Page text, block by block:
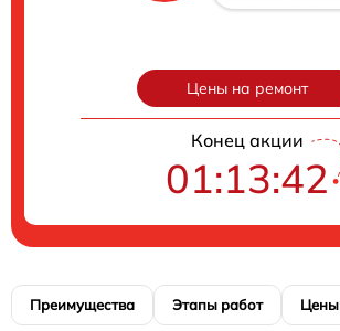
Цены на ремонт
Конец акции
01:13:41
Преимущества Этапы работ Цены